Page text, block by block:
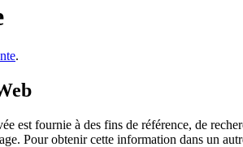
.
est fournie à des fins de référence, de
Pour obtenir cette information dans un